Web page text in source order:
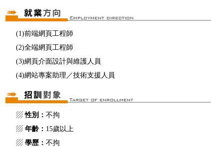
(1)前端網頁工程師
(2)全端網頁工程師
(3)網頁介面設計與維護人員
(4)網站專案助理／技術支援人員
▨性別： 不拘
▨ 年齡： 15歲以上
▨ 學歷： 不拘